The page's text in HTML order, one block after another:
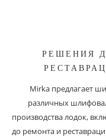
РЕШЕНИЯ
Mirka предлагает
различных
производства лодок,
до ремонта и